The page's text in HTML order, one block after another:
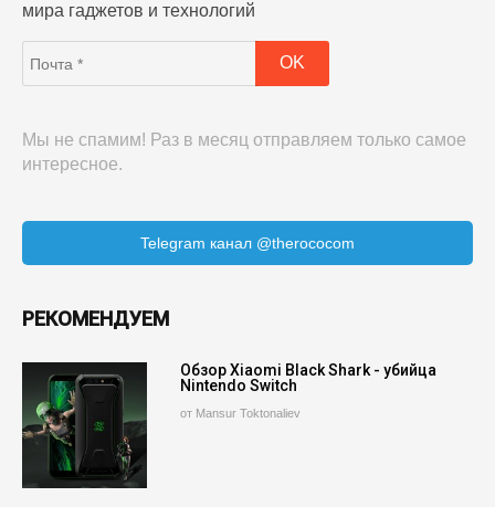
мира гаджетов и технологий
Мы не спамим! Раз в месяц отправляем только самое
интересное.
Telegram канал @therococom
РЕКОМЕНДУЕМ
Обзор Xiaomi Black Shark - убийца
Nintendo Switch
от Mansur Toktonaliev